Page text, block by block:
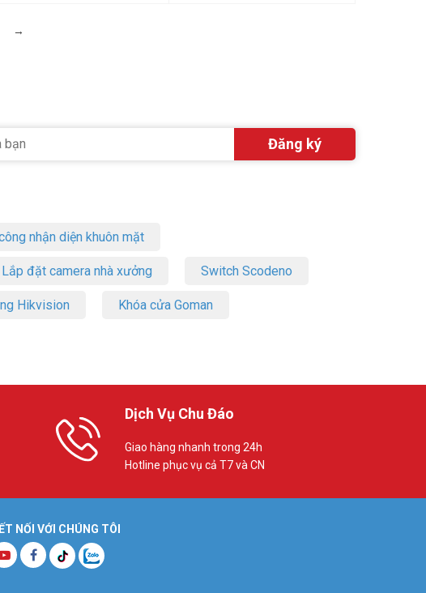
→
nhận diện khuôn mặt
Lắp đặt camera nhà xưởng Switch Scodeno
Hikvision Khóa cửa Goman
Dịch Vụ Chu Đáo
Giao hàng nhanh trong 24h
Hotline phục vụ cả T7 và CN
NỐI VỚI CHÚNG TÔI